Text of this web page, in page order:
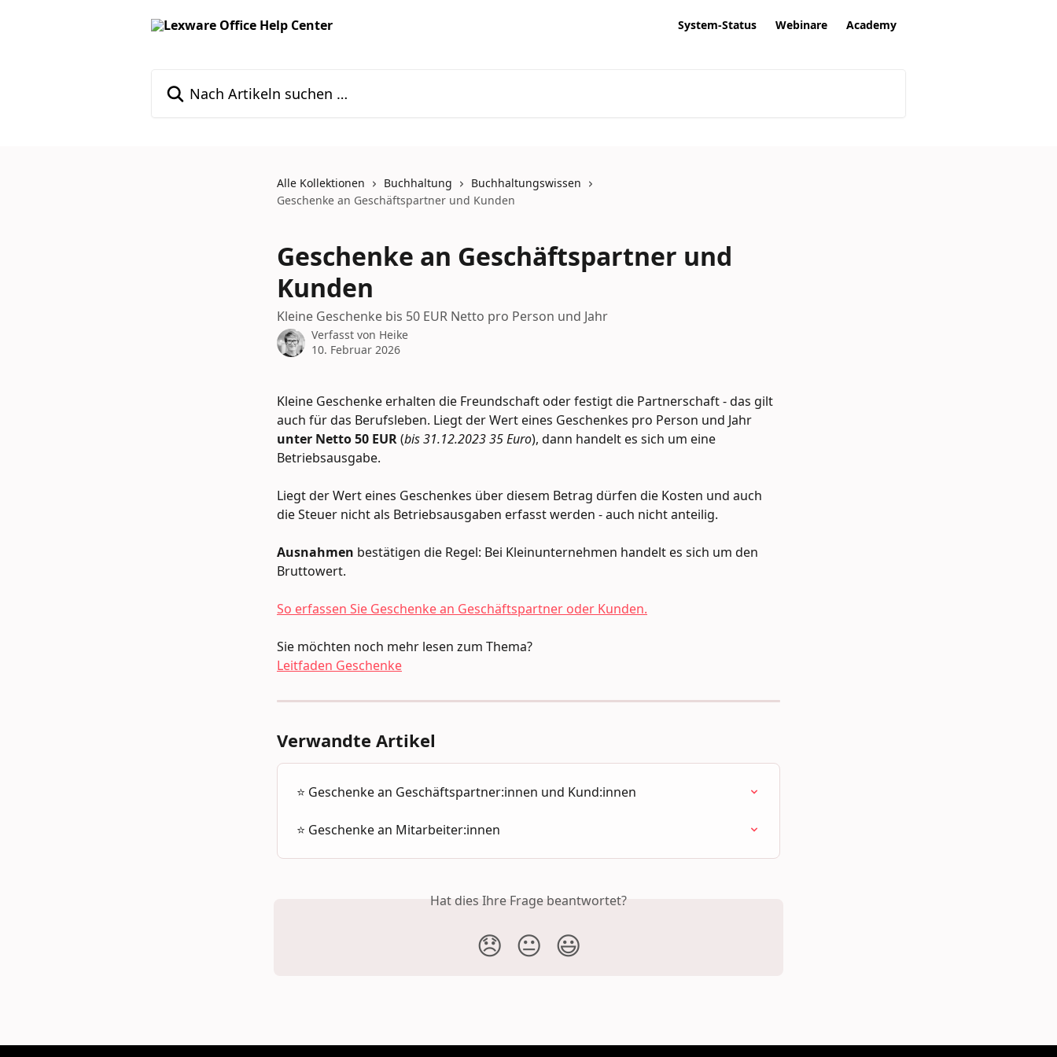
System-Status Webinare Academy
Alle Kollektionen Buchhaltung
Buchhaltungswissen
Geschenke an Geschäftspartner und Kunden
Geschenke an Geschäftspartner und
Kunden
Kleine Geschenke bis 50 EUR Netto pro Person und Jahr
Verfasst von Heike
10. Februar 2026
Kleine Geschenke erhalten die Freundschaft oder festigt die Partnerschaft - das gilt
auch für das Berufsleben. Liegt der Wert eines Geschenkes pro Person und Jahr
unter Netto 50 EUR (bis 31.12.2023 35 Euro), dann handelt es sich um eine
Betriebsausgabe.
Liegt der Wert eines Geschenkes über diesem Betrag dürfen die Kosten und auch
die Steuer nicht als Betriebsausgaben erfasst werden - auch nicht anteilig.
Ausnahmen bestätigen die Regel: Bei Kleinunternehmen handelt es sich um den
Bruttowert.
So erfassen Sie Geschenke an Geschäftspartner oder Kunden.
Sie möchten noch mehr lesen zum Thema?
Leitfaden Geschenke
Verwandte Artikel
⭐ Geschenke an Geschäftspartner:innen und Kund:innen
⭐️ Geschenke an Mitarbeiter:innen
Hat dies Ihre Frage beantwortet?
😞 😐 😃